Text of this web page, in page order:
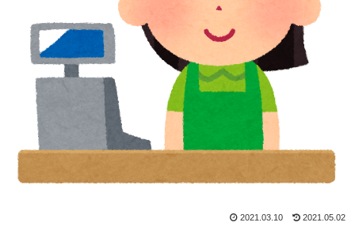
2021.03.10 2021.05.02